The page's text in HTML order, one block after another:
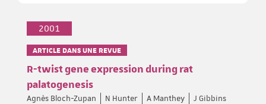
2001
ARTICLE DANS UNE REVUE
R-twist gene expression during rat
palatogenesis
Agnès Bloch-Zupan N Hunter A Manthey
J Gibbins